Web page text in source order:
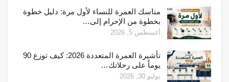
مناسك العمرة للنساء لأول مرة: دليل خطوة
بخطوة من الإحرام إلى…
أغسطس 5, 2026
تأشيرة العمرة المتعددة 2026: كيف توزع 90
يوماً على رحلاتك…
يوليو 30, 2026